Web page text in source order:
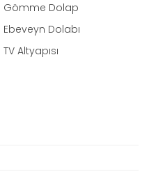
Gömme Dolap
Ebeveyn Dolabı
TV Altyapısı